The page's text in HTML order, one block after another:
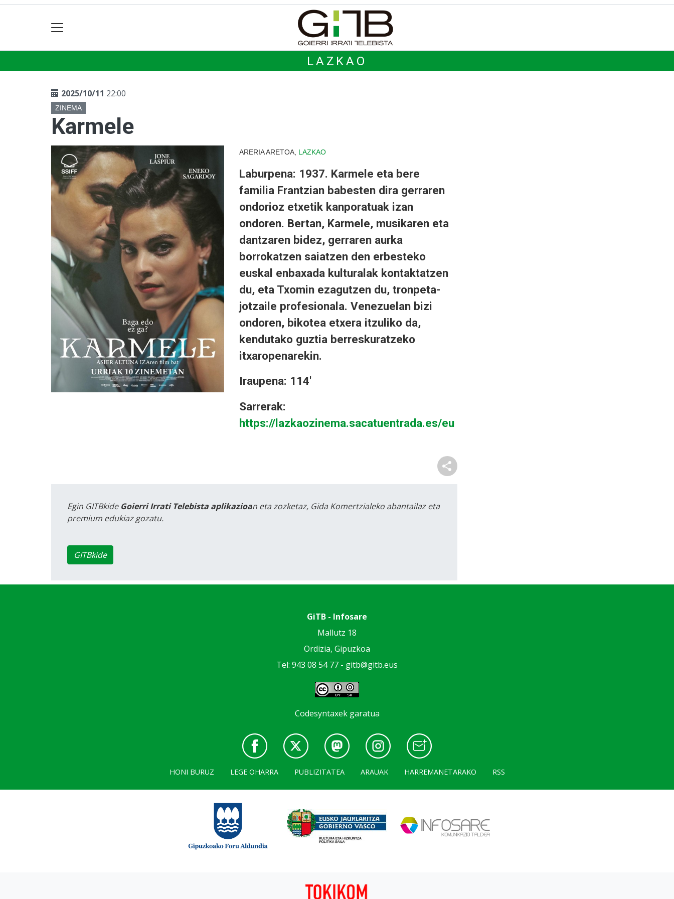
LAZKAO
2025/10/11 22:00
ZINEMA
Karmele
ARERIA ARETOA, LAZKAO
Laburpena: 1937. Karmele eta bere
familia Frantzian babesten dira gerraren
ondorioz etxetik kanporatuak izan
ondoren. Bertan, Karmele, musikaren eta
dantzaren bidez, gerraren aurka
borrokatzen saiatzen den erbesteko
euskal enbaxada kulturalak kontaktatzen
du, eta Txomin ezagutzen du, tronpeta-
jotzaile profesionala. Venezuelan bizi
ondoren, bikotea etxera itzuliko da,
kendutako guztia berreskuratzeko
itxaropenarekin.
Iraupena: 114'
Sarrerak:
https://lazkaozinema.sacatuentrada.es/eu
Egin GITBkide Goierri Irrati Telebista aplikazioan eta zozketaz, Gida Komertzialeko abantailaz eta
premium edukiaz gozatu.
GITBkide
GiTB - Infosare
Mallutz 18
Ordizia, Gipuzkoa
Tel: 943 08 54 77 - gitb@gitb.eus
Codesyntaxek garatua
HONI BURUZ LEGE OHARRA PUBLIZITATEA ARAUAK HARREMANETARAKO RSS